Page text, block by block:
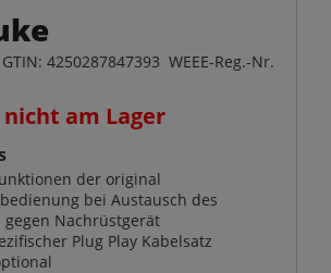
4250287847393 WEEE-Reg.-Nr.
am Lager
der original
bei Austausch des
gegen Nachrüstgerät
Plug Play Kabelsatz